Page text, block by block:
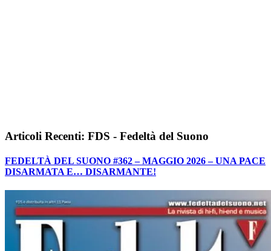
Articoli Recenti: FDS - Fedeltà del Suono
FEDELTÀ DEL SUONO #362 – MAGGIO 2026 – UNA PACE
DISARMATA E… DISARMANTE!